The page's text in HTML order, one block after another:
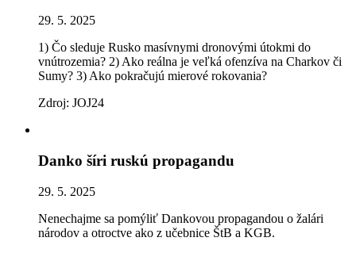
29. 5. 2025
1) Čo sleduje Rusko masívnymi dronovými útokmi do
vnútrozemia? 2) Ako reálna je veľká ofenzíva na Charkov či
Sumy? 3) Ako pokračujú mierové rokovania?
Zdroj: JOJ24
Danko šíri ruskú propagandu
29. 5. 2025
Nenechajme sa pomýliť Dankovou propagandou o žalári
národov a otroctve ako z učebnice ŠtB a KGB.